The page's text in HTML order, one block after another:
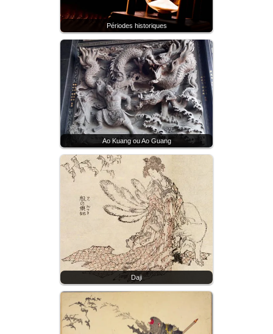
Périodes historiques
Ao Kuang ou Ao Guang
Daji